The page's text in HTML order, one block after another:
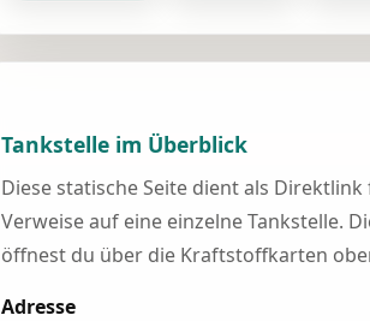
Tankstelle im Überblick
Diese statische Seite dient als
Verweise auf eine einzelne Tankstelle.
öffnest du über die Kraftstoffkarten
Adresse